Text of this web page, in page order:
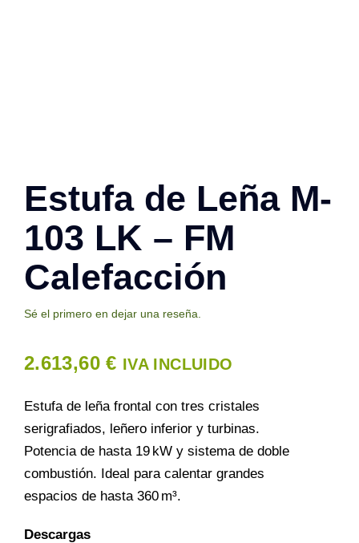
Estufa de Leña M-
103 LK – FM
Calefacción
Sé el primero en dejar una reseña.
2.613,60€ IVA INCLUIDO
Estufa de leña frontal con tres cristales
serigrafiados, leñero inferior y turbinas.
Potencia de hasta 19 kW y sistema de doble
combustión. Ideal para calentar grandes
espacios de hasta 360 m³.
Descargas